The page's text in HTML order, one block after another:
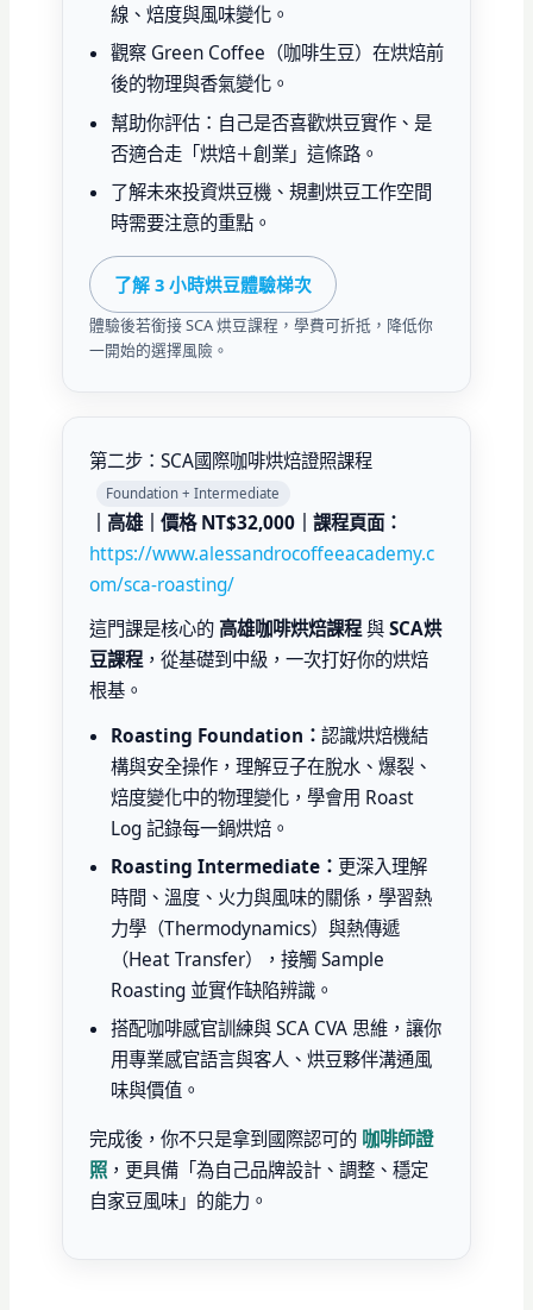
線、焙度與風味變化。
觀察 Green Coffee（咖啡生豆）在烘焙前
後的物理與香氣變化。
幫助你評估：自己是否喜歡烘豆實作、是
否適合走「烘焙＋創業」這條路。
了解未來投資烘豆機、規劃烘豆工作空間
時需要注意的重點。
了解 3 小時烘豆體驗梯次
體驗後若銜接 SCA 烘豆課程，學費可折抵，降低你
一開始的選擇風險。
第二步：SCA國際咖啡烘焙證照課程
Foundation + Intermediate
｜高雄｜價格 NT$32,000｜課程頁面：
https://www.alessandrocoffeeacademy.c
om/sca-roasting/
這門課是核心的 高雄咖啡烘焙課程與SCA烘
豆課程，從基礎到中級，一次打好你的烘焙
根基。
Roasting Foundation： 認識烘焙機結
構與安全操作，理解豆子在脫水、爆裂、
焙度變化中的物理變化，學會用 Roast
Log 記錄每一鍋烘焙。
Roasting Intermediate： 更深入理解
時間、溫度、火力與風味的關係，學習熱
力學（Thermodynamics）與熱傳遞
（Heat Transfer），接觸 Sample
Roasting 並實作缺陷辨識。
搭配咖啡感官訓練與 SCA CVA 思維，讓你
用專業感官語言與客人、烘豆夥伴溝通風
味與價值。
完成後，你不只是拿到國際認可的 咖啡師證
照，更具備「為自己品牌設計、調整、穩定
自家豆風味」的能力。